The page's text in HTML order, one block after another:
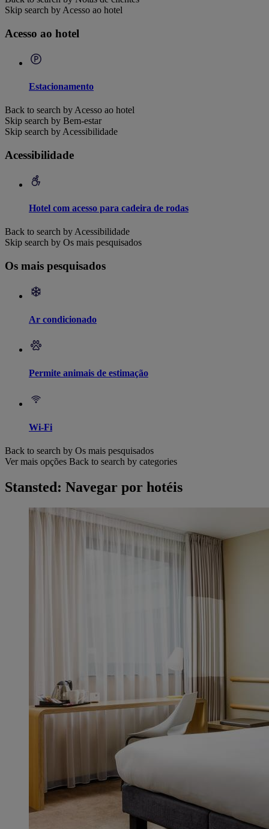
Skip search by Acesso ao hotel
Acesso ao hotel
Estacionamento
Back to search by Acesso ao hotel
Skip search by Bem-estar
Skip search by Acessibilidade
Acessibilidade
Hotel com acesso para cadeira de rodas
Back to search by Acessibilidade
Skip search by Os mais pesquisados
Os mais pesquisados
Ar condicionado
Permite animais de estimação
Wi-Fi
Back to search by Os mais pesquisados
Ver mais opções Back to search by categories
Stansted: Navegar por hotéis